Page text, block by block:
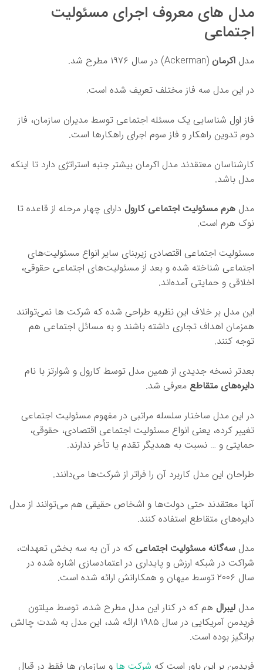
مدل های معروف اجرای مسئولیت
اجتماعی
مدل اکرمان (Ackerman) در سال ۱۹۷۶ مطرح شد.
در این مدل سه فاز مختلف تعریف شده است.
فاز اول شناسایی یک مسئله اجتماعی توسط مدیران سازمان، فاز
دوم تدوین راهکار و فاز سوم اجرای راهکارها است.
کارشناسان معتقدند مدل اکرمان بیشتر جنبه استراتژی دارد تا اینکه
مدل باشد.
مدل هرم مسئولیت اجتماعی کارول دارای چهار مرحله از قاعده تا
نوک هرم است.
مسئولیت اجتماعی اقتصادی زیربنای سایر انواع مسئولیت‌های
اجتماعی شناخته شده و بعد از مسئولیت‌های اجتماعی حقوقی،
اخلاقی و حمایتی آمده‌اند.
این مدل بر خلاف این نظریه طراحی شده که شرکت ها نمی‌توانند
همزمان اهداف تجاری داشته باشند و به مسائل اجتماعی هم
توجه کنند.
بعدتر نسخه جدیدی از همین مدل توسط کارول و شوارتز با نام
دایره‌های متقاطع معرفی شد.
در این مدل ساختار سلسله مراتبی در مفهوم مسئولیت اجتماعی
تغییر کرده، یعنی انواع مسئولیت اجتماعی اقتصادی،‌ حقوقی،
حمایتی و … نسبت به همدیگر تقدم یا تأخر ندارند.
طراحان این مدل کاربرد آن را فراتر از شرکت‌ها می‌دانند.
آنها معتقدند حتی دولت‌ها و اشخاص حقیقی هم می‌توانند از مدل
دایره‌های متقاطع استفاده کنند.
مدل سه‌گانه مسئولیت اجتماعی که در آن به سه بخش تعهدات،
شراکت در شبکه ارزش و پایداری در اعتمادسازی اشاره شده در
سال ۲۰۰۶ توسط میهان و همکارانش ارائه شده است.
مدل لیبرال هم که در کنار این مدل مطرح شده، توسط میلتون
فریدمن آمریکایی در سال ۱۹۸۵ ارائه شد، این مدل به شدت چالش
برانگیز بوده است.
فریدمن بر این باور است که شرکت ها و سازمان ها فقط در قبال